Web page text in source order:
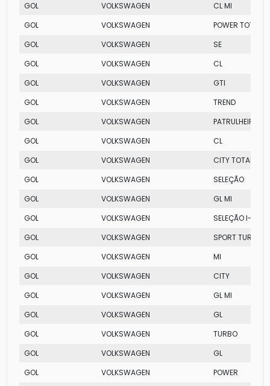
GOL
VOLKSWAGEN
CL MI
GOL
VOLKSWAGEN
POWER TOTAL
GOL
VOLKSWAGEN
SE
GOL
VOLKSWAGEN
CL
GOL
VOLKSWAGEN
GTI
GOL
VOLKSWAGEN
TREND
GOL
VOLKSWAGEN
PATRULHEIRO
GOL
VOLKSWAGEN
CL
GOL
VOLKSWAGEN
CITY TOTAL FLEX
GOL
VOLKSWAGEN
SELEÇÃO
GOL
VOLKSWAGEN
GL MI
GOL
VOLKSWAGEN
SELEÇÃO I-
GOL
VOLKSWAGEN
SPORT TURBO
GOL
VOLKSWAGEN
MI
GOL
VOLKSWAGEN
CITY
GOL
VOLKSWAGEN
GL MI
GOL
VOLKSWAGEN
GL
GOL
VOLKSWAGEN
TURBO
GOL
VOLKSWAGEN
GL
GOL
VOLKSWAGEN
POWER